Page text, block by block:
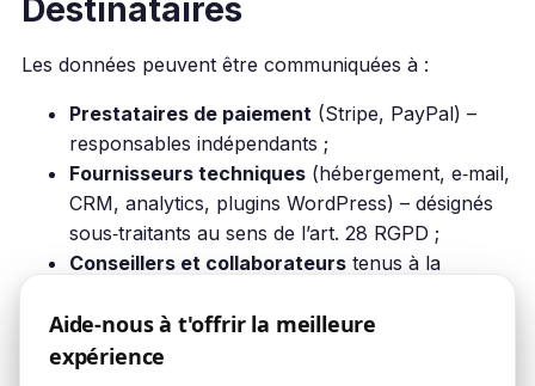
Destinataires
Les données peuvent être communiquées à :
Prestataires de paiement(Stripe, PayPal) –
responsables indépendants ;
Fournisseurs techniques(hébergement, e‑mail,
CRM, analytics, plugins WordPress) – désignés
sous‑traitants au sens de l’art. 28 RGPD ;
Conseillers et collaborateurstenus à la
Autorités compétentes, lorsque la loi l’exige.
OniGrow ne vend pas
Aide-nous à t'offrir la meilleure
expérience